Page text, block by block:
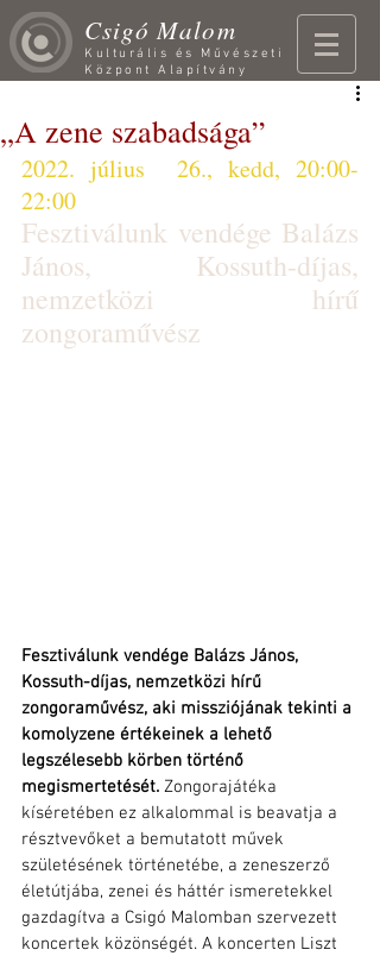
Csigó Malom
Kulturális és Művészeti
Központ Alapítvány
„A zene szabadsága”
2022. július  26., kedd, 20:00-
22:00
Fesztiválunk vendége Balázs
János, Kossuth-díjas,
nemzetközi hírű
zongoraművész
Fesztiválunk vendége Balázs János,
Kossuth-díjas, nemzetközi hírű
zongoraművész, aki missziójának tekinti a
komolyzene értékeinek a lehető
legszélesebb körben történő
megismertetését. Zongorajátéka
kíséretében ez alkalommal is beavatja a
résztvevőket a bemutatott művek
születésének történetébe, a zeneszerző
életútjába, zenei és háttér ismeretekkel
gazdagítva a Csigó Malomban szervezett
koncertek közönségét. A koncerten Liszt